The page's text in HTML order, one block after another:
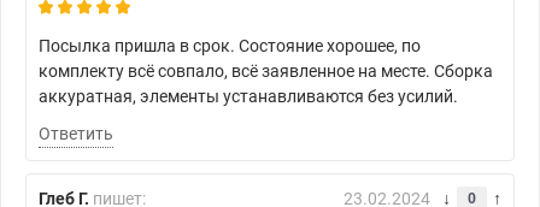
Посылка пришла в срок. Состояние хорошее, по
комплекту всё совпало, всё заявленное на месте. Сборка
аккуратная, элементы устанавливаются без усилий.
Ответить
Глеб Г. пишет: 23.02.2024 0